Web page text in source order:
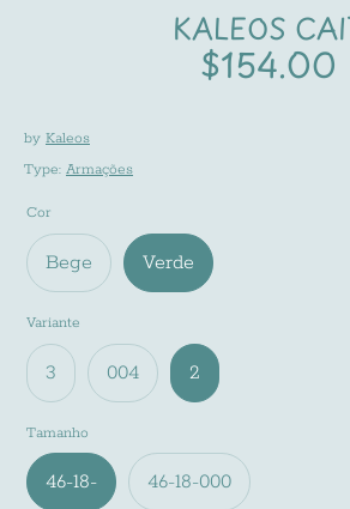
KALEOS
$154.00
by Kaleos
Type: Armações
Cor
Bege Verde
Variante
3 004 2
Tamanho
46-18- 46-18-000